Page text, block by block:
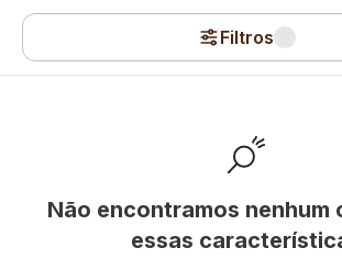
Filtros
Não encontramos nenhum
essas